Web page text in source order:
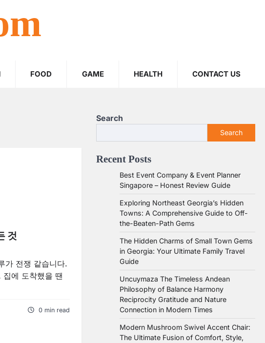
FOOD GAME HEALTH CONTACT US
것
가 전쟁 같습니다.
에 도착했을 땐
0 min read
Search
Search
Recent Posts
Best Event Company & Event Planner
Singapore – Honest Review Guide
Exploring Northeast Georgia’s Hidden
Towns: A Comprehensive Guide to Off-
the-Beaten-Path Gems
The Hidden Charms of Small Town Gems
in Georgia: Your Ultimate Family Travel
Guide
Uncuymaza The Timeless Andean
Philosophy of Balance Harmony
Reciprocity Gratitude and Nature
Connection in Modern Times
Modern Mushroom Swivel Accent Chair:
The Ultimate Fusion of Comfort, Style,